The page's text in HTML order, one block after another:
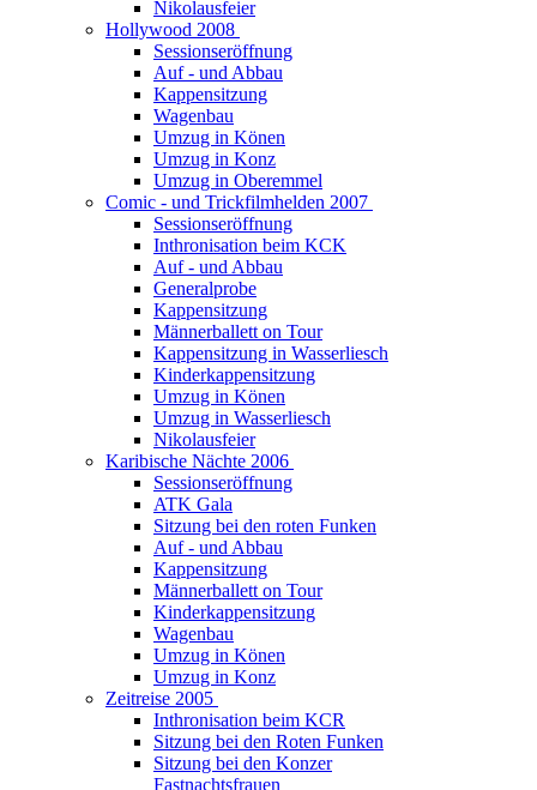
Nikolausfeier
Hollywood 2008
Sessionseröffnung
Auf - und Abbau
Kappensitzung
Wagenbau
Umzug in Könen
Umzug in Konz
Umzug in Oberemmel
Comic - und Trickfilmhelden 2007
Sessionseröffnung
Inthronisation beim KCK
Auf - und Abbau
Generalprobe
Kappensitzung
Männerballett on Tour
Kappensitzung in Wasserliesch
Kinderkappensitzung
Umzug in Könen
Umzug in Wasserliesch
Nikolausfeier
Karibische Nächte 2006
Sessionseröffnung
ATK Gala
Sitzung bei den roten Funken
Auf - und Abbau
Kappensitzung
Männerballett on Tour
Kinderkappensitzung
Wagenbau
Umzug in Könen
Umzug in Konz
Zeitreise 2005
Inthronisation beim KCR
Sitzung bei den Roten Funken
Sitzung bei den Konzer
Fastnachtsfrauen